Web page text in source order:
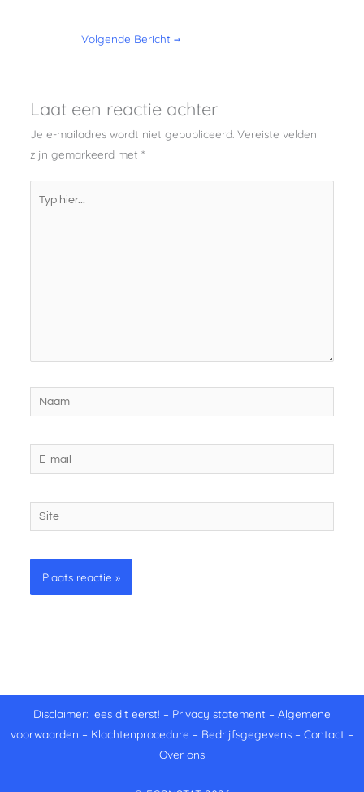
Volgende Bericht →
Laat een reactie achter
Je e-mailadres wordt niet gepubliceerd. Vereiste velden
zijn gemarkeerd met *
hier...
Naam
mail
Site
Disclaimer: lees dit eerst! – Privacy statement – Algemene
voorwaarden – Klachtenprocedure – Bedrijfsgegevens – Contact –
Over ons